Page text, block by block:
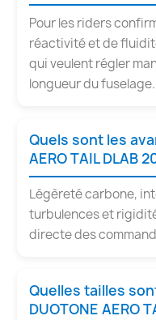
Pour les riders
réactivité et de
qui veulent régler
longueur du fuselage.
Quels sont les
AERO TAIL DLAB
Légèreté carbone,
turbulences et
directe des
Quelles tailles
DUOTONE AERO